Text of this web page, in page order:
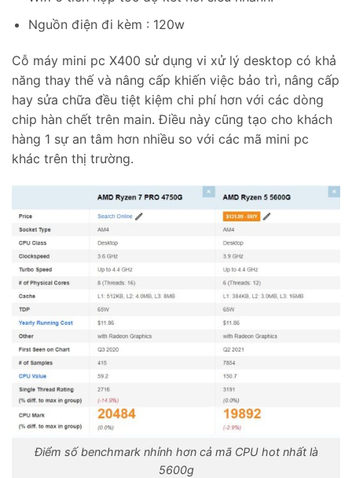
Nguồn điện đi kèm : 120w
Cỗ máy mini pc X400 sử dụng vi xử lý desktop có khả
năng thay thế và nâng cấp khiến việc bảo trì, nâng cấp
hay sửa chữa đều tiệt kiệm chi phí hơn với các dòng
chip hàn chết trên main. Điều này cũng tạo cho khách
hàng 1 sự an tâm hơn nhiều so với các mã mini pc
khác trên thị trường.
Điểm số benchmark nhỉnh hơn cả mã CPU hot nhất là
5600g